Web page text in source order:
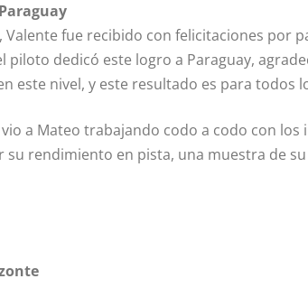
Valente fue recibido con felicitaciones por
piloto dedicó este logro a Paraguay,
este nivel, y este resultado es para todos
a Mateo trabajando codo a codo con
su rendimiento en pista, una muestra de